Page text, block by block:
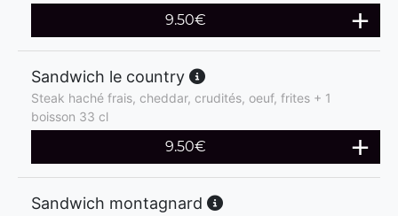
9.50€
Sandwich le country
Steak haché frais, cheddar, crudités, oeuf, frites + 1
boisson 33 cl
9.50€
Sandwich montagnard